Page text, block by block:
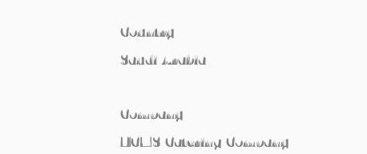
Country
Saudi Arabia
Company
NCMS Catering Company